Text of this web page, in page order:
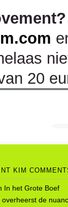
20
KIM
In het Grote Boef
overheerst de